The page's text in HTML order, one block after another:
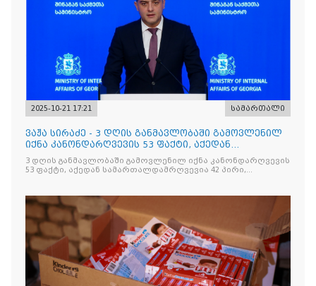
2025-10-21 17:21 სამართალი
ვაჟა სირაძე - 3 დღის განმავლობაში გამოვლენილ
იქნა კანონდარღვევის 53 ფაქტი, აქედან
სამართალდამრღვევია
3 დღის განმავლობაში გამოვლენილ იქნა კანონდარღვევის
53 ფაქტი, აქედან სამართალდამრღვევია 42 პირი,